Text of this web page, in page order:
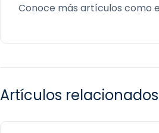
Conoce más artículos como
Artículos relacionados